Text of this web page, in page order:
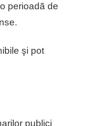
perioadã de
şi pot
publici